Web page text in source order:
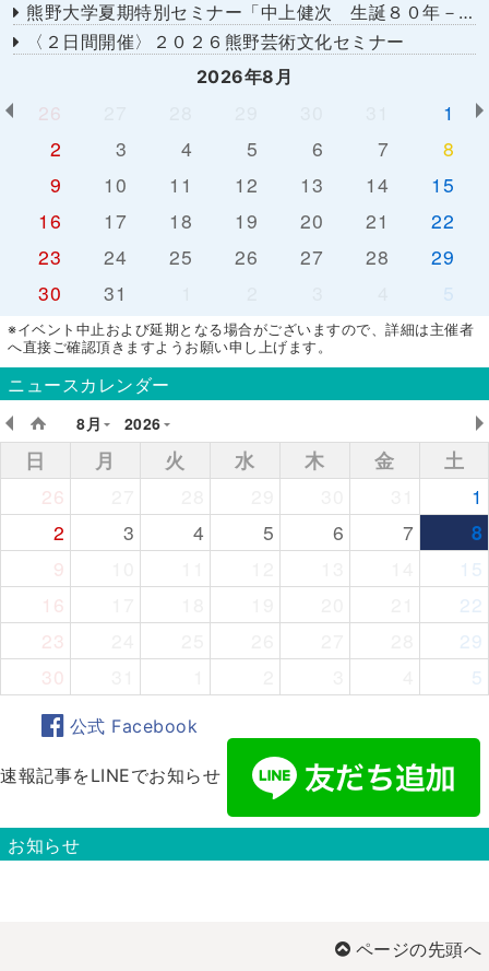
熊野大学夏期特別セミナー「中上健次 生誕８０年－時代へのまなざし－」
〈２日間開催〉２０２６熊野芸術文化セミナー
2026年8月
26
1
2
3 4 5 6 7
8
9
10 11 12 13 14
15
16
17 18 19 20 21
22
23
24 25 26 27 28
29
30
31 5
※イベント中止および延期となる場合がございますので、詳細は主催者
へ直接ご確認頂きますようお願い申し上げます。
ニュースカレンダー
8月
2026
日 月 火 水 木 金
土
26
1
2
3 4 5 6 7
8
9
15
16
22
23
29
30
5
公式 Facebook
速報記事をLINEでお知らせ
お知らせ
ページの先頭へ